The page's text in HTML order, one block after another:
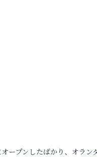
ープンしたばかり、オラン